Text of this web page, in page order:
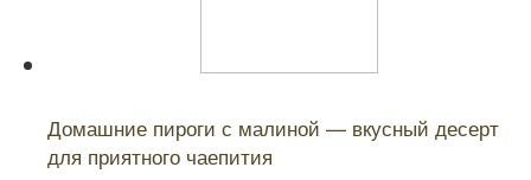
Домашние пироги с малиной — вкусный десерт
для приятного чаепития